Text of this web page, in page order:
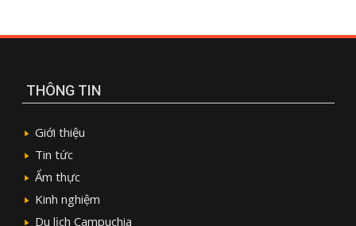
THÔNG TIN
Giới thiệu
Tin tức
Ẩm thực
Kinh nghiệm
Du lịch Campuchia